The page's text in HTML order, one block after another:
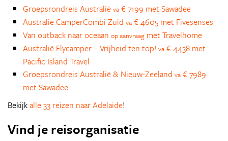
Groepsrondreis Australië va € 7199 met Sawadee
Australië CamperCombi Zuid va € 4605 met Fivesenses
Van outback naar oceaan op aanvraag met Travelhome
Australië Flycamper – Vrijheid ten top! va € 4438 met
Pacific Island Travel
Groepsrondreis Australië & Nieuw-Zeeland va € 7989
met Sawadee
Bekijkalle 33 reizen naar Adelaide!
Vind je reisorganisatie